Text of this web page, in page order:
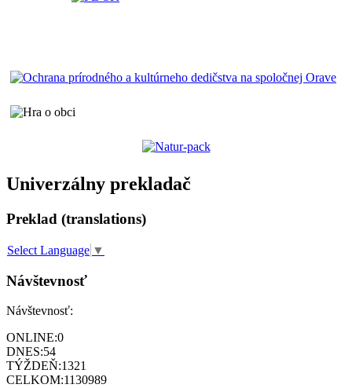
Univerzálny prekladač
Preklad (translations)
Select Language ▼
Návštevnosť
Návštevnosť:
ONLINE:0
DNES:54
TÝŽDEŇ:1321
CELKOM:1130989